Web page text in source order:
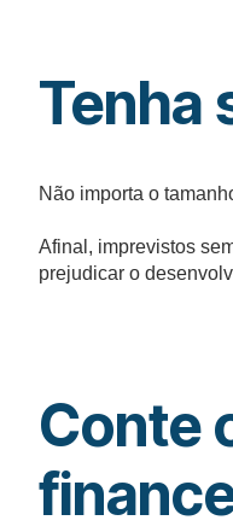
Tenha
Não importa o
Afinal, imprevistos
prejudicar o
Conte